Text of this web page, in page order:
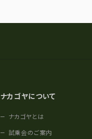
ナカゴヤについて
ナカゴヤとは
試乗会のご案内